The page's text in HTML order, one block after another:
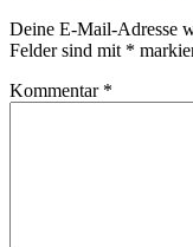
Deine E-Mail-Adresse
Felder sind mit *
Kommentar *